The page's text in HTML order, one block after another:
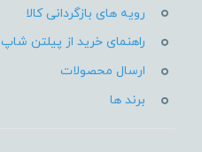
رویه های بازگردانی کالا
راهنمای خرید از پیلتن شاپ
ارسال محصولات
برند ها